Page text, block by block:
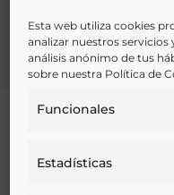
Esta web utiliza cookies
analizar nuestros
análisis anónimo de tus
sobre nuestra Política de
Funcionales
Estadísticas
Idioma: